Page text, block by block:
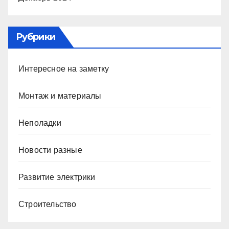
Рубрики
Интересное на заметку
Монтаж и материалы
Неполадки
Новости разные
Развитие электрики
Строительство